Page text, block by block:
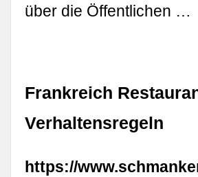
über die Öffentlichen …
Frankreich
Verhaltensregeln
https://